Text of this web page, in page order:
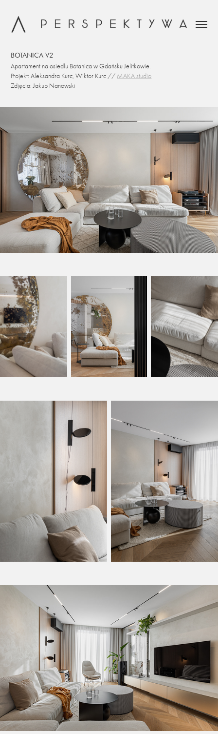
BOTANICA V2
Apartament na osiedlu Botanica w Gdańsku Jelitkowie.
Projekt: Aleksandra Kurc, Wiktor Kurc // MAKA studio
Zdjęcia: Jakub Nanowski